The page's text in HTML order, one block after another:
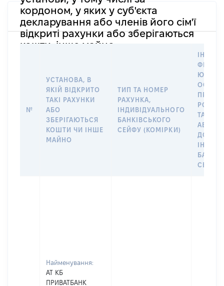
кордоном, у яких у суб'єкта
декларування або членів його сім'ї
відкриті рахунки або зберігаються
кошти, інше майно
№
УСТАНОВА, В
ЯКІЙ ВІДКРИТО
ТАКІ РАХУНКИ
АБО
ЗБЕРІГАЮТЬСЯ
КОШТИ ЧИ ІНШЕ
МАЙНО
ТИП ТА НОМЕР
РАХУНКА,
ІНДИВІДУАЛЬНОГО
БАНКІВСЬКОГО
СЕЙФУ (КОМІРКИ)
ПРАВО
ТАКИМ
АБО
ДО
СЕЙФУ
Найменування:
АТ КБ
ПРИВАТБАНК